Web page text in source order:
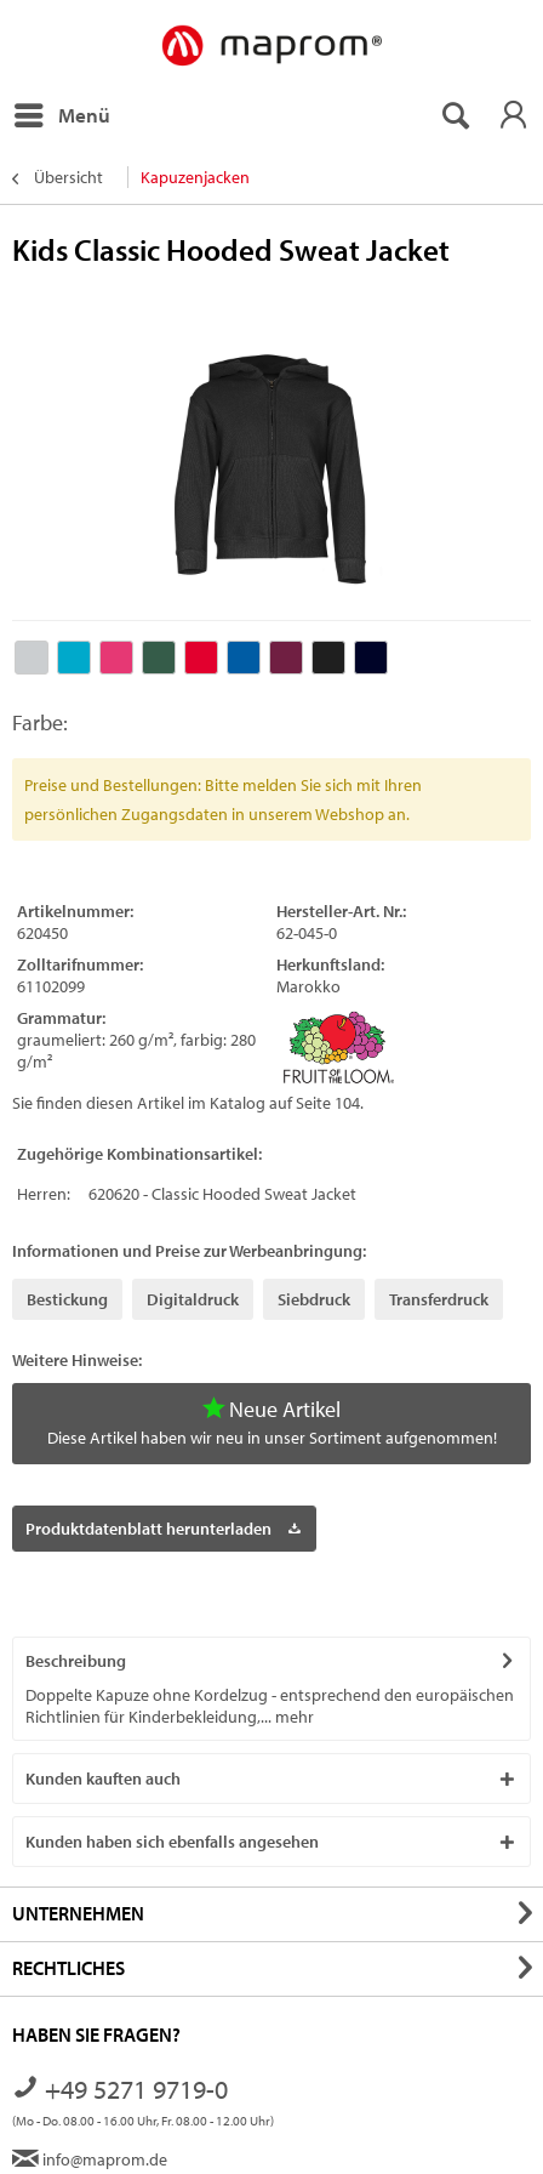
Menü
Übersicht Kapuzenjacken
Kids Classic Hooded Sweat Jacket
Farbe:
Preise und Bestellungen: Bitte melden Sie sich mit Ihren
persönlichen Zugangsdaten in unserem Webshop an.
Artikelnummer:
620450
Hersteller-Art. Nr.:
62-045-0
Zolltarifnummer:
61102099
Herkunftsland:
Marokko
Grammatur:
graumeliert: 260 g/m², farbig: 280
g/m²
Sie finden diesen Artikel im Katalog auf Seite 104.
Zugehörige Kombinationsartikel:
Herren:
620620 - Classic Hooded Sweat Jacket
Informationen und Preise zur Werbeanbringung:
Bestickung Digitaldruck Siebdruck Transferdruck
Weitere Hinweise:
Neue Artikel
Diese Artikel haben wir neu in unser Sortiment aufgenommen!
Produktdatenblatt herunterladen
Beschreibung
Doppelte Kapuze ohne Kordelzug - entsprechend den europäischen
Richtlinien für Kinderbekleidung,... mehr
Kunden kauften auch
Kunden haben sich ebenfalls angesehen
UNTERNEHMEN
RECHTLICHES
HABEN SIE FRAGEN?
+49 5271 9719-0
(Mo - Do. 08.00 - 16.00 Uhr, Fr. 08.00 - 12.00 Uhr)
info@maprom.de